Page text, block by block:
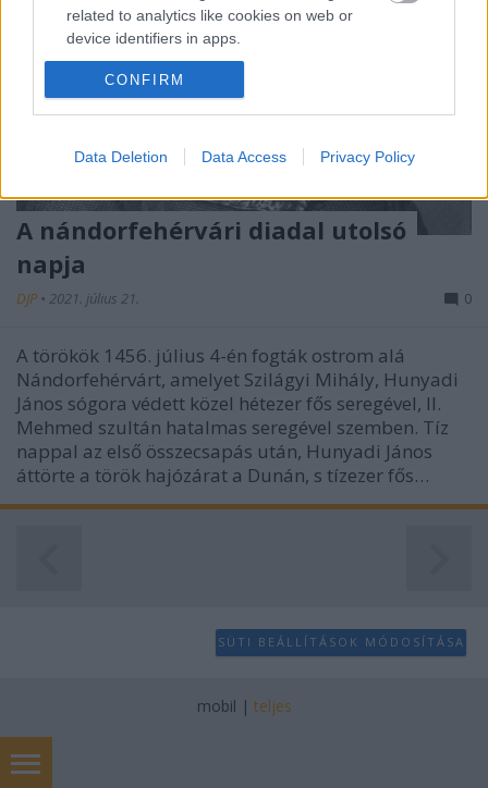
related to analytics like cookies on web or
device identifiers in apps.
I want to allow Google to enable storage
I want to allow Google to enable storage
related to security, including authentication
functionality and fraud prevention, and other
CONFIRM
Data Deletion Data Access Privacy Policy
A nándorfehérvári diadal utolsó
napja
DJP • 2021. július 21. 0
A törökök 1456. július 4-én fogták ostrom alá
Nándorfehérvárt, amelyet Szilágyi Mihály, Hunyadi
János sógora védett közel hétezer fős seregével, II.
Mehmed szultán hatalmas seregével szemben. Tíz
nappal az első összecsapás után, Hunyadi János
áttörte a török hajózárat a Dunán, s tízezer fős…
SÜTI BEÁLLÍTÁSOK MÓDOSÍTÁSA
mobil | teljes